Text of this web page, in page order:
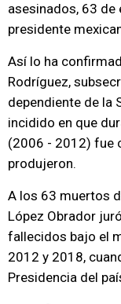
asesinados, 63
presidente
Así lo ha
Rodríguez,
dependiente de la
incidido en que
(2006 - 2012) fue
produjeron.
A los 63 muertos
López Obrador
fallecidos bajo el
2012 y 2018,
Presidencia del